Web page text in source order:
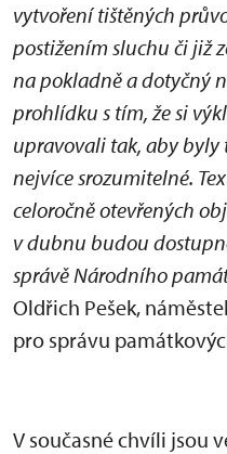
vytvoření tištěných
postižením sluchu či již
na pokladně a dotyčný
prohlídku s tím, že si
upravovali tak, aby
nejvíce srozumitelné.
celoročně otevřených
v dubnu budou
správě Národního
Oldřich Pešek,
pro správu
V současné chvíli jsou